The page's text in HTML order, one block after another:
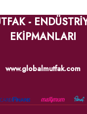
-
EKİPMANLARI
www.globalmutfak.com